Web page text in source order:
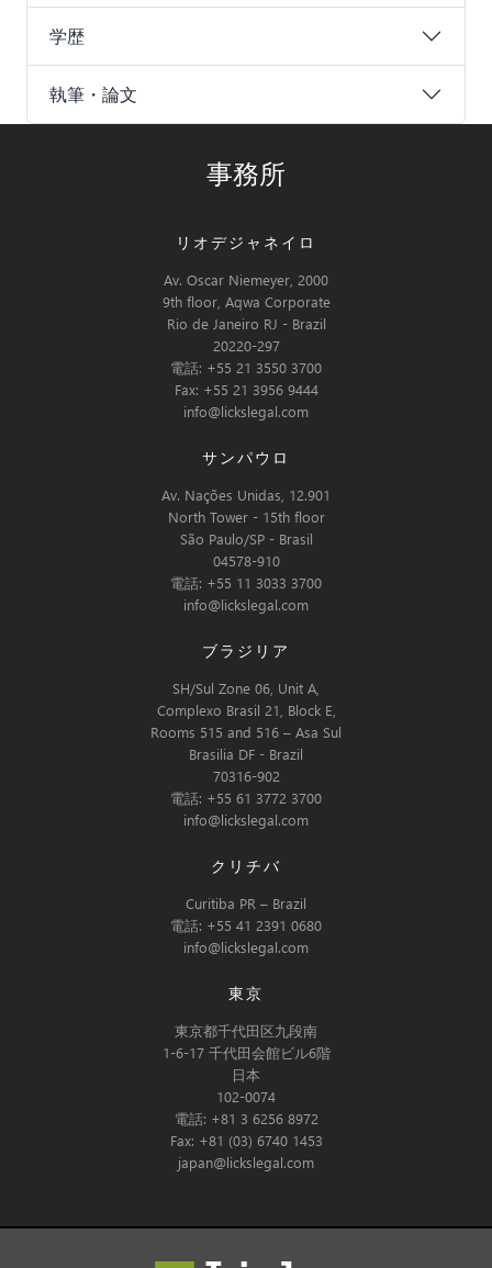
学歴
執筆・論文
事務所
リオデジャネイロ
Av. Oscar Niemeyer, 2000
9th floor, Aqwa Corporate
Rio de Janeiro RJ - Brazil
20220-297
電話: +55 21 3550 3700
Fax: +55 21 3956 9444
info@lickslegal.com
サンパウロ
Av. Nações Unidas, 12.901
North Tower - 15th floor
São Paulo/SP - Brasil
04578-910
電話: +55 11 3033 3700
info@lickslegal.com
ブラジリア
SH/Sul Zone 06, Unit A,
Complexo Brasil 21, Block E,
Rooms 515 and 516 – Asa Sul
Brasilia DF - Brazil
70316-902
電話: +55 61 3772 3700
info@lickslegal.com
クリチバ
Curitiba PR – Brazil
電話: +55 41 2391 0680
info@lickslegal.com
東京
東京都千代田区九段南
1-6-17 千代田会館ビル6階
日本
102-0074
電話: +81 3 6256 8972
Fax: +81 (03) 6740 1453
japan@lickslegal.com